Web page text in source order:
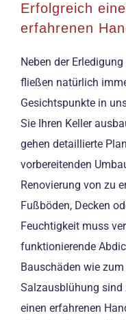
Erfolgreich
erfahrenen
Neben der
fließen natürlich
Gesichtspunkte in
Sie Ihren Keller
gehen detaillierte
vorbereitenden
Renovierung von zu
Fußböden, Decken
Feuchtigkeit muss
funktionierende
Bauschäden wie
Salzausblühung
einen erfahrenen